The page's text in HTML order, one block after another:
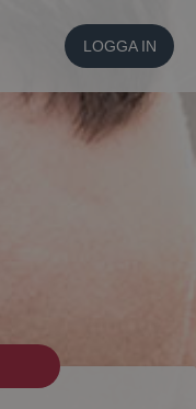
LOGGA IN